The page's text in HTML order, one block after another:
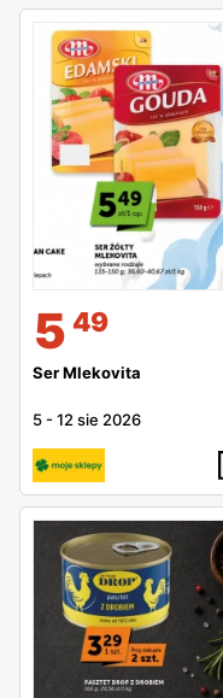
5 49
Ser Mlekovita
5 -12 sie 2026